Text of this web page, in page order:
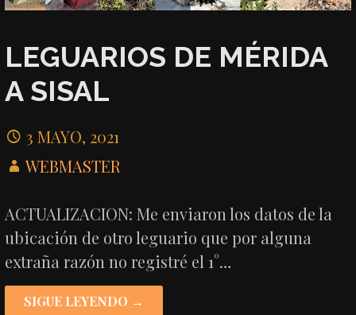
LEGUARIOS DE MÉRIDA
A SISAL
3 MAYO, 2021
WEBMASTER
ACTUALIZACION: Me enviaron los datos de la
ubicación de otro leguario que por alguna
extraña razón no registré el 1°…
SIGUE LEYENDO →